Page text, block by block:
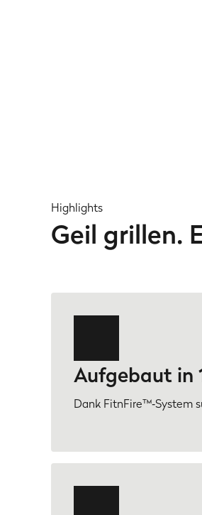
Highlights
Geil grillen.
Aufgebaut in
Dank FitnFire™‑System